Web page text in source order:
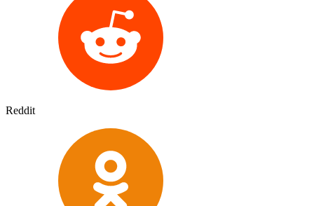
Reddit